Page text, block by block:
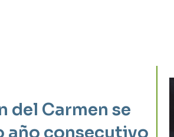
del Carmen se
año consecutivo